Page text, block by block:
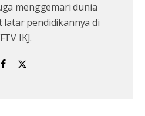
menggemari dunia
pendidikannya di
IKJ.